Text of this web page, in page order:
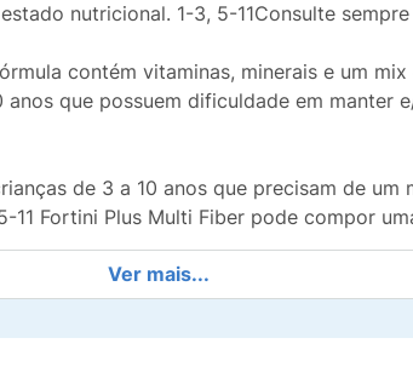
nutricional. 1-3, 5-11Consulte
contém vitaminas, minerais e um
que possuem dificuldade em manter
de 3 a 10 anos que precisam de
Fortini Plus Multi Fiber pode compor
necessidades específicas e deve ser
Ver mais...